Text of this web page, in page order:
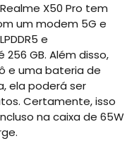
X50 Pro tem
um modem 5G e
e
GB. Além disso,
e uma bateria de
ela poderá ser
Certamente, isso
na caixa de 65W